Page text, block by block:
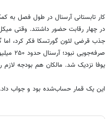
کار تابستانی آرسنال در طول فصل به
در چهار رقابت حضور داشتند. وقتی
جذب قرضی لئون گورتسکا فکر کرد، اما
یوفا نزدیک شد. مالکان هم بودجه لازم
این یک قمار حساب‌شده بود و جواب داد.